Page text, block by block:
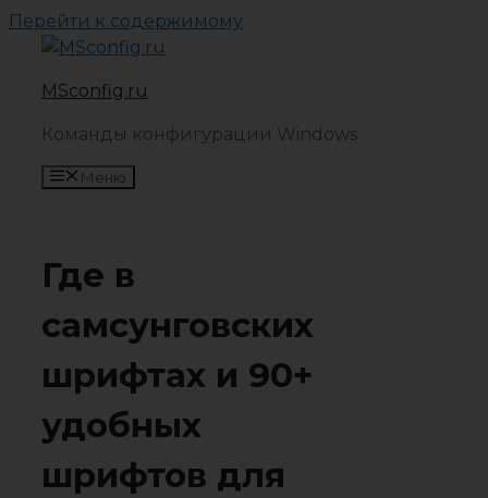
Перейти к содержимому
MSconfig.ru
Команды конфигурации Windows
Меню
Где в
самсунговских
шрифтах и ​​90+
удобных
шрифтов для